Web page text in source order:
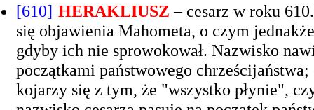
[610] HERAKLIUSZ – cesarz w roku
się objawienia Mahometa, o czym
gdyby ich nie sprowokował. Nazwisko
początkami państwowego
kojarzy się z tym, że "wszystko płynie",